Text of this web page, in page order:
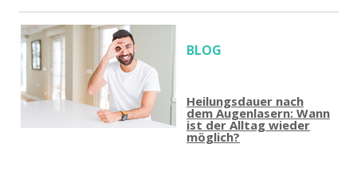
BLOG
Heilungsdauer nach
dem Augenlasern: Wann
ist der Alltag wieder
möglich?